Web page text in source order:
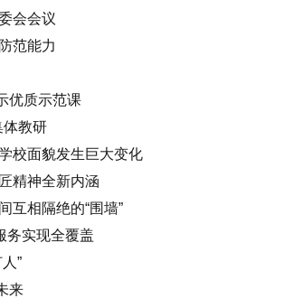
会会议
范能力
优质示范课
体教研
校面貌发生巨大变化
精神全新内涵
互相隔绝的“围墙”
务实现全覆盖
”
来